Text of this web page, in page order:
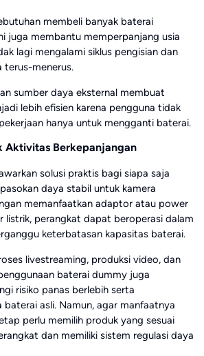
membeli banyak baterai
juga membantu memperpanjang usia
lagi mengalami siklus pengisian dan
terus-menerus.
sumber daya eksternal membuat
lebih efisien karena pengguna tidak
hanya untuk mengganti baterai.
Aktivitas Berkepanjangan
solusi praktis bagi siapa saja
daya stabil untuk kamera
memanfaatkan adaptor atau power
listrik, perangkat dapat beroperasi dalam
keterbatasan kapasitas baterai.
livestreaming, produksi video, dan
baterai dummy juga
risiko panas berlebih serta
baterai asli. Namun, agar manfaatnya
perlu memilih produk yang sesuai
dan memiliki sistem regulasi daya